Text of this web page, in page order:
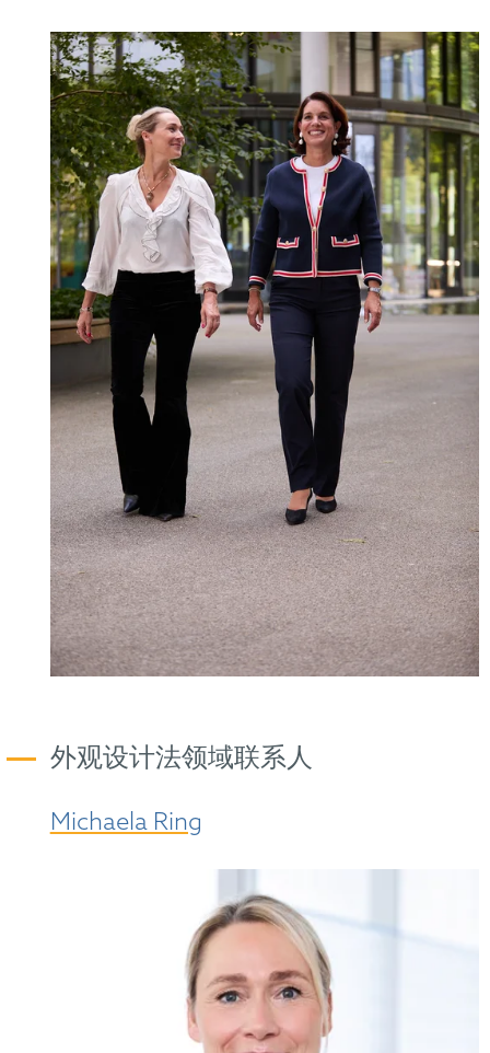
外观设计法领域联系人
Michaela Ring